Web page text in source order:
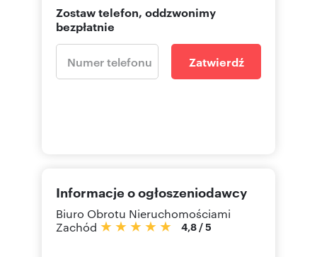
Zostaw telefon, oddzwonimy
bezpłatnie
Zatwierdź
Informacje o ogłoszeniodawcy
Biuro Obrotu Nieruchomościami
Zachód
4,8 /5